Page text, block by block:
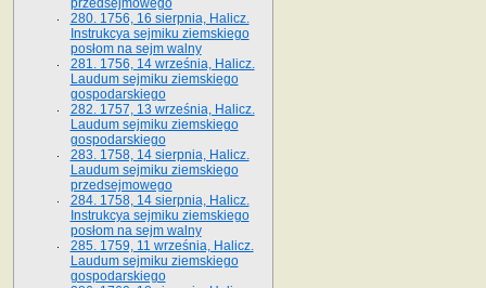
przedsejmowego
280. 1756, 16 sierpnia, Halicz.
Instrukcya sejmiku ziemskiego
posłom na sejm walny
281. 1756, 14 września, Halicz.
Laudum sejmiku ziemskiego
gospodarskiego
282. 1757, 13 września, Halicz.
Laudum sejmiku ziemskiego
gospodarskiego
283. 1758, 14 sierpnia, Halicz.
Laudum sejmiku ziemskiego
przedsejmowego
284. 1758, 14 sierpnia, Halicz.
Instrukcya sejmiku ziemskiego
posłom na sejm walny
285. 1759, 11 września, Halicz.
Laudum sejmiku ziemskiego
gospodarskiego